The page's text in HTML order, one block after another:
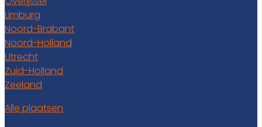
Limburg
Noord-Brabant
Noord-Holland
Utrecht
Zuid-Holland
Zeeland
Alle plaatsen